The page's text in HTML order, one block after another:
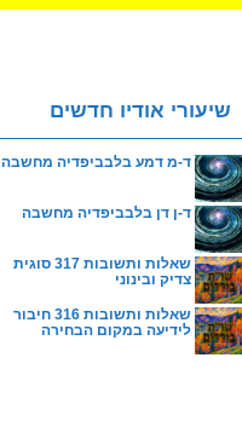
שיעורי אודיו חדשים
ד-מ דמע בלבביפדיה מחשבה
ד-ן דן בלבביפדיה מחשבה
שאלות ותשובות 317 סוגית
צדיק ובינוני
שאלות ותשובות 316 חיבור
לידיעה במקום הבחירה